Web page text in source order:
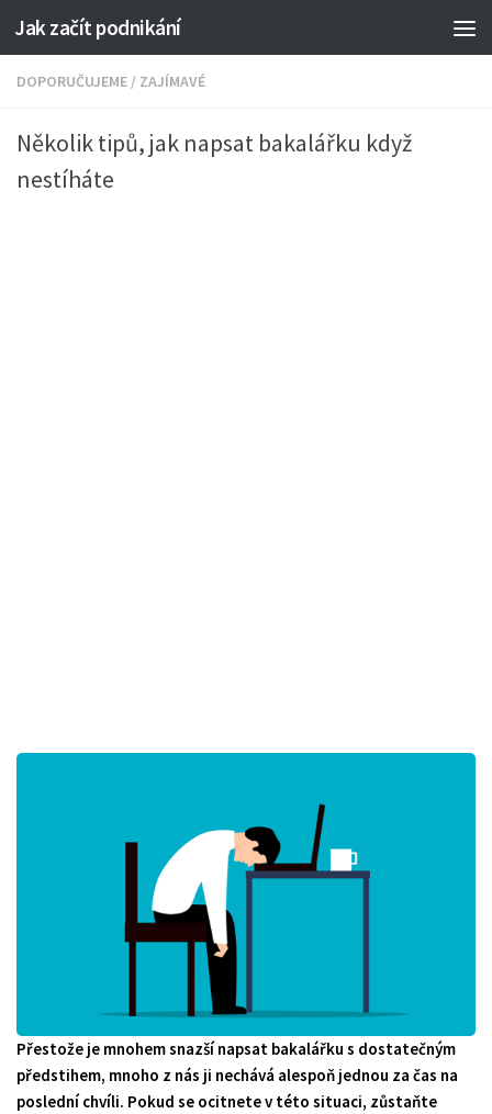
Jak začít podnikání
DOPORUČUJEME / ZAJÍMAVÉ
Několik tipů, jak napsat bakalářku když
nestíháte
Přestože je mnohem snazší napsat bakalářku s dostatečným
předstihem, mnoho z nás ji nechává alespoň jednou za čas na
poslední chvíli. Pokud se ocitnete v této situaci, zůstaňte